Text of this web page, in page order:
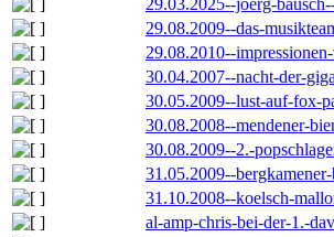
29.08.2009--das-
29.08.2010--
30.04.2007--nacht-der-
30.05.2009--lust-auf-fox-
30.08.2008--mendener-
30.08.2009--2.-
31.05.2009--
31.10.2008--koelsch-
al-amp-chris-bei-der-1.-